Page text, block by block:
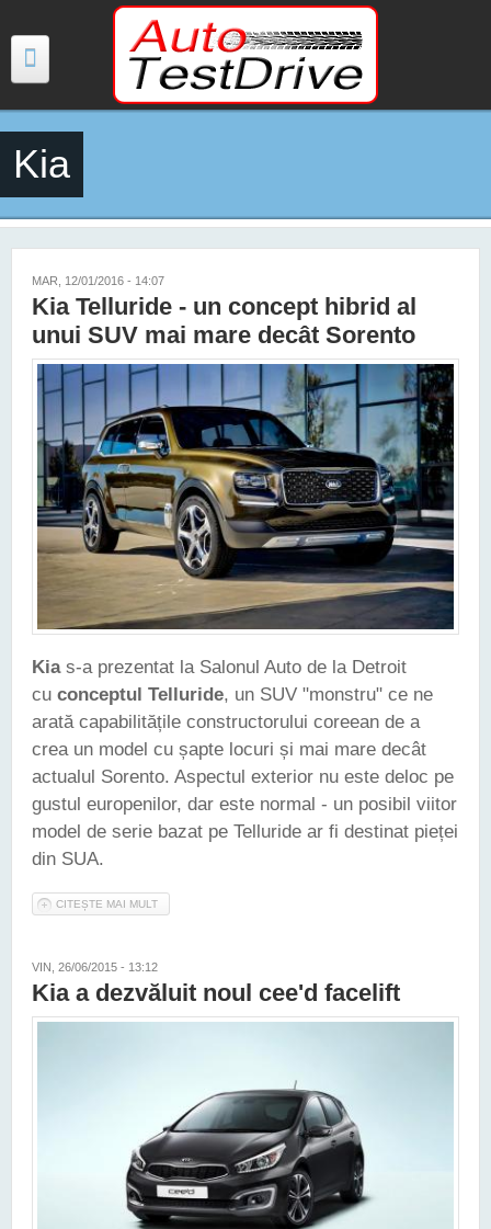
Mergi la conţinutul principal
TESTE
ŞTIRI
VIDEO
PREȚURI MODELE NOI
MAȘINI ELECTRICE ȘI HIBRID
CONTACT
Kia
MAR, 12/01/2016 - 14:07
Kia Telluride - un concept hibrid al
unui SUV mai mare decât Sorento
Kias-a prezentat la Salonul Auto de la Detroit
cu conceptul Telluride, un SUV "monstru" ce ne
arată capabilitățile constructorului coreean de a
crea un model cu șapte locuri și mai mare decât
actualul Sorento. Aspectul exterior nu este deloc pe
gustul europenilor, dar este normal - un posibil viitor
model de serie bazat pe Telluride ar fi destinat pieței
din SUA.
CITEȘTE MAI MULT
VIN, 26/06/2015 - 13:12
Kia a dezvăluit noul cee'd facelift